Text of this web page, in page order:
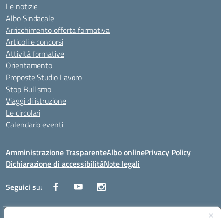
Le notizie
Albo Sindacale
Arricchimento offerta formativa
Articoli e concorsi
Attività formative
Orientamento
Proposte Studio Lavoro
Stop Bullismo
Viaggi di istruzione
Le circolari
Calendario eventi
Amministrazione TrasparenteAlbo onlinePrivacy Policy
Dichiarazione di accessibilitàNote legali
Seguici su: